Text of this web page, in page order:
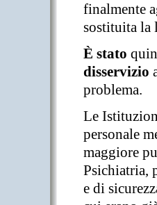
finalmente
sostituita la
È stato
disservizio
problema.
Le
personale
maggiore
Psichiatria,
e di